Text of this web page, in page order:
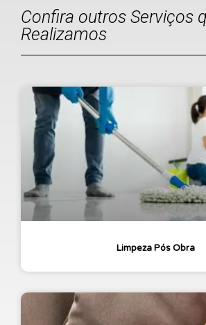
Confira outros Serviços
Realizamos
Limpeza Pós Obra